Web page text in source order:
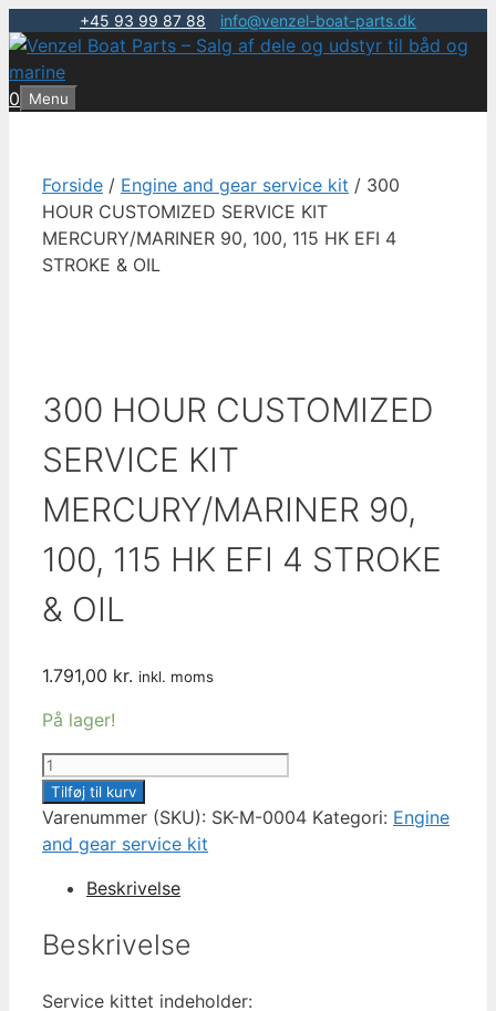
+45 93 99 87 88 info@venzel-boat-parts.dk
Hop
til
indhold
0 Menu
Forside / Engine and gear service kit / 300
HOUR CUSTOMIZED SERVICE KIT
MERCURY/MARINER 90, 100, 115 HK EFI 4
STROKE & OIL
300 HOUR CUSTOMIZED
SERVICE KIT
MERCURY/MARINER 90,
100, 115 HK EFI 4 STROKE
& OIL
1.791,00 kr. inkl. moms
På lager!
300
HOUR
CUSTOMIZED
SERVICE
MERCURY/MARINER
100,
HK
Tilføj til kurv
Varenummer (SKU): SK-M-0004 Kategori: Engine
and gear service kit
Beskrivelse
Beskrivelse
Service kittet indeholder: